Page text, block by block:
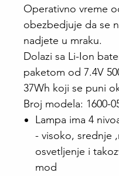
Operativno vreme
obezbedjuje da se
nadjete u mraku.
Dolazi sa Li-Ion
paketom od 7.4V
37Wh koji se puni
Broj modela: 1600-
Lampa ima 4
- visoko, srednje
osvetljenje i
mod